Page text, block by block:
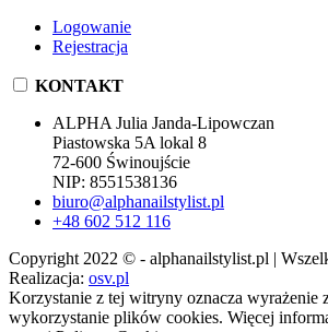
Logowanie
Rejestracja
KONTAKT
ALPHA Julia Janda-Lipowczan
Piastowska 5A lokal 8
72-600 Świnoujście
NIP: 8551538136
biuro@alphanailstylist.pl
+48 602 512 116
Copyright 2022 © - alphanailstylist.pl |
Realizacja: osv.pl
Korzystanie z tej witryny oznacza wyrażenie
wykorzystanie plików cookies. Więcej